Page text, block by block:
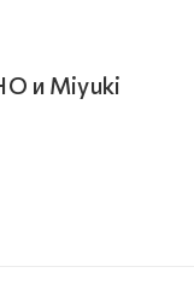
и Miyuki